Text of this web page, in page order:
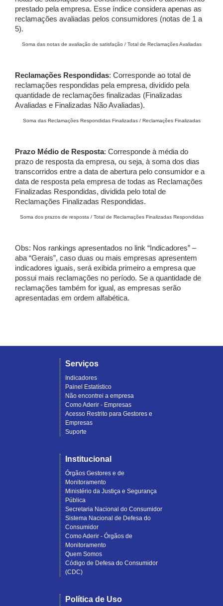
prestado pela empresa. Esse índice considera apenas as
reclamações avaliadas pelos consumidores (notas de 1 a
5).
Soma das notas de avaliação de satisfação / Total de Reclamações Avaliadas
Reclamações Respondidas: Corresponde ao total de
reclamações respondidas pela empresa, dividido pela
quantidade de reclamações finalizadas (Finalizadas
Avaliadas e Finalizadas Não Avaliadas).
Soma das Reclamações Respondidas Finalizadas / Reclamações Finalizadas
Prazo Médio de Resposta: Corresponde à média do
prazo de resposta da empresa, ou seja, à soma dos dias
transcorridos entre a data de abertura pelo consumidor e a
data de resposta pela empresa de todas as Reclamações
Finalizadas Respondidas, dividida pelo total de
Reclamações Finalizadas Respondidas.
Soma dos prazos de resposta / Total de Reclamações Finalizadas Respondidas
Obs: Nos rankings apresentados no link “Indicadores” –
aba “Gerais”, caso duas ou mais empresas apresentem
indicadores iguais, será exibida primeiro a empresa que
possui mais reclamações no período. Se a quantidade de
reclamações também for igual, as empresas serão
apresentadas em ordem alfabética.
Serviços
Indicadores
Painel Estatístico
Não encontrei a empresa
Como Aderir - Empresas
Acesso Restrito para Gestores e
Empresas
Suporte
Institucional
Órgãos Gestores e de
Monitoramento
Ministério da Justiça e Segurança
Pública
Secretaria Nacional do Consumidor
Sistema Nacional de Defesa do
Consumidor
Como Aderir - Órgãos de
Monitoramento
Quem Somos
Código de Defesa do Consumidor
(CDC)
Política de Uso